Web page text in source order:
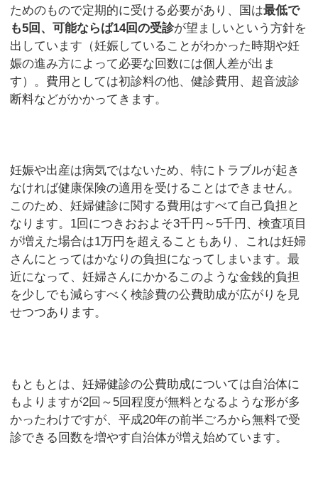
ためのもので定期的に受ける必要があり、国は最低で
も5回、可能ならば14回の受診が望ましいという方針を
出しています（妊娠していることがわかった時期や妊
娠の進み方によって必要な回数には個人差が出ま
す）。費用としては初診料の他、健診費用、超音波診
断料などがかかってきます。
妊娠や出産は病気ではないため、特にトラブルが起き
なければ健康保険の適用を受けることはできません。
このため、妊婦健診に関する費用はすべて自己負担と
なります。1回につきおおよそ3千円～5千円、検査項目
が増えた場合は1万円を超えることもあり、これは妊婦
さんにとってはかなりの負担になってしまいます。最
近になって、妊婦さんにかかるこのような金銭的負担
を少しでも減らすべく検診費の公費助成が広がりを見
せつつあります。
もともとは、妊婦健診の公費助成については自治体に
もよりますが2回～5回程度が無料となるような形が多
かったわけですが、平成20年の前半ごろから無料で受
診できる回数を増やす自治体が増え始めています。